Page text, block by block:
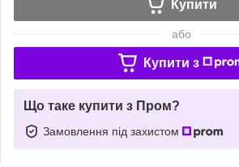
Купити
або
Купити з
Що таке купити з Пром?
Замовлення під захистом